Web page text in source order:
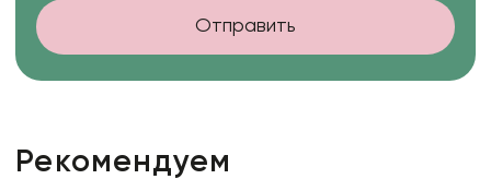
Отправить
Рекомендуем